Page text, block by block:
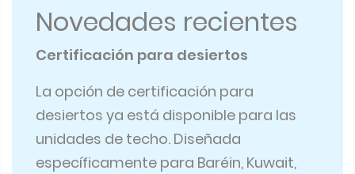
Novedades recientes
Certificación para desiertos
La opción de certificación para
desiertos ya está disponible para las
unidades de techo. Diseñada
específicamente para Baréin, Kuwait,